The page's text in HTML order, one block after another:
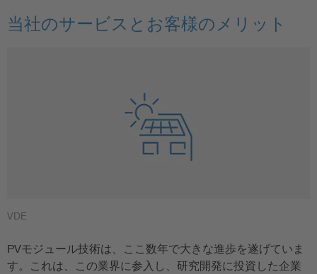
当社のサービスとお客様のメリット
VDE
PVモジュール技術は、ここ数年で大きな進歩を遂げていま
す。これは、この業界に参入し、研究開発に投資した企業